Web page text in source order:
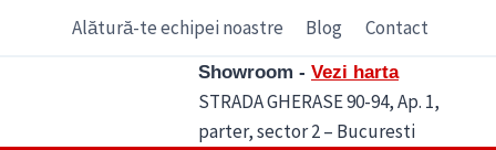
Alătură-te echipei noastre Blog Contact
Showroom - Vezi harta
STRADA GHERASE 90-94, Ap. 1,
parter, sector 2 – Bucuresti